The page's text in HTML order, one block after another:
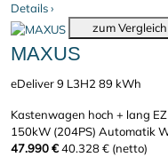
Details›
zum
MAXUS
eDeliver 9 L3H2 89 kWh
Kastenwagen hoch + lang
150kW (204PS) Automatik
47.990 €40.328 € (netto)